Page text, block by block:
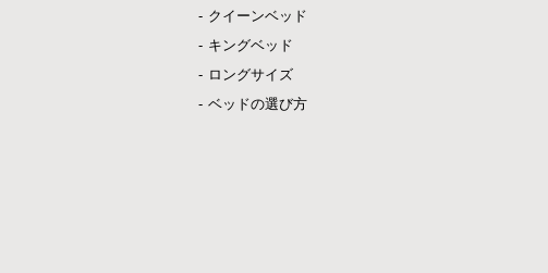
クイーンベッド
キングベッド
ロングサイズ
ベッドの選び方